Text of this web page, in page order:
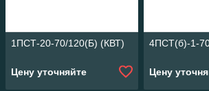
1ПСТ-20-70/120(Б) (КВТ)
Цену уточняйте
4ПСТ(б)-1-
Цену